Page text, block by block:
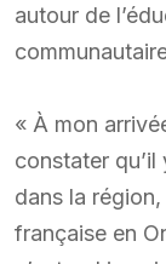
autour de
« À mon
constater
dans la
française en